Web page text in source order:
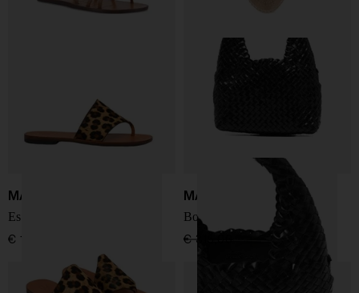
MANEBI
Espadrillas in suede
€ 165,00
MANEBI
Borsa in pelle Halfmoon
€ 315,00 € 189,00